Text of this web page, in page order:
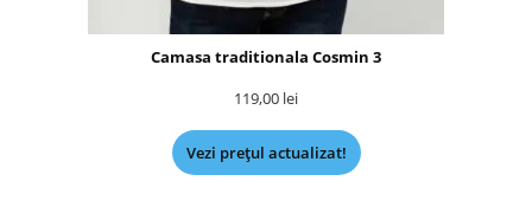
Camasa traditionala Cosmin 3
119,00 lei
Vezi prețul actualizat!